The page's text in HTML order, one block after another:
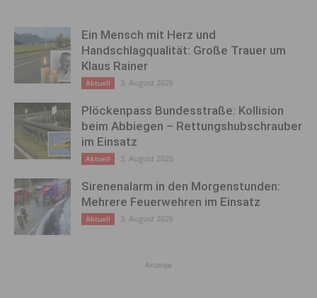
Ein Mensch mit Herz und
Handschlagqualität: Große Trauer um
Klaus Rainer
Aktuell 3. August 2026
Plöckenpass Bundesstraße: Kollision
beim Abbiegen – Rettungshubschrauber
im Einsatz
Aktuell 3. August 2026
Sirenenalarm in den Morgenstunden:
Mehrere Feuerwehren im Einsatz
Aktuell 3. August 2026
Anzeige